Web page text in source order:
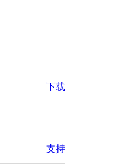
下载
支持